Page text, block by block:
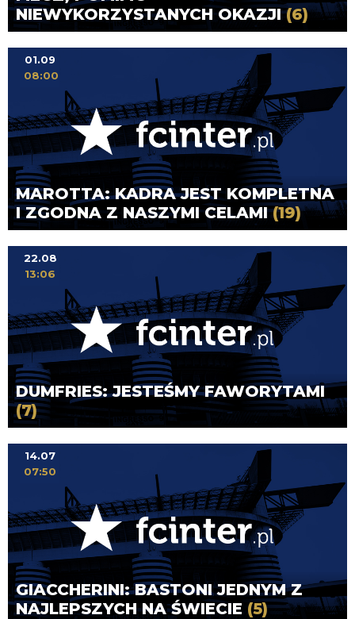
NIEWYKORZYSTANYCH OKAZJI(6)
MAROTTA: KADRA JEST KOMPLETNA
I ZGODNA Z NASZYMI CELAMI(19)
01.09
08:00
DUMFRIES: JESTEŚMY FAWORYTAMI
(7)
22.08
13:06
GIACCHERINI: BASTONI JEDNYM Z
NAJLEPSZYCH NA ŚWIECIE (5)
14.07
07:50